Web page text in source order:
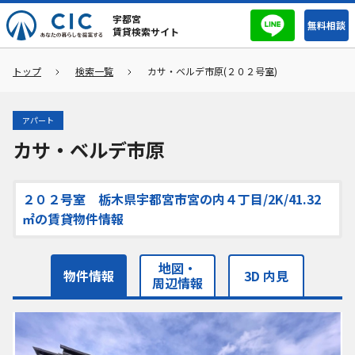
宇都宮
賃貸検索サイト
無料相談
トップ 検索一覧 カサ・ベルデ市原(２０２号室)
アパート
カサ・ベルデ市原
２０２号室 栃木県宇都宮市宮の内４丁目/2K/41.32
㎡の賃貸物件情報
物件情報 地図・
周辺情報 3D 内見